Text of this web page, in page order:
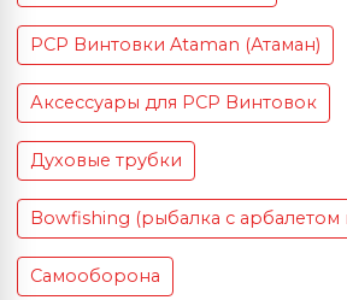
PCP Винтовки Ataman (Атаман)
Аксессуары для PCP Винтовок
Духовые трубки
Bowfishing (рыбалка с арбалетом
Самооборона